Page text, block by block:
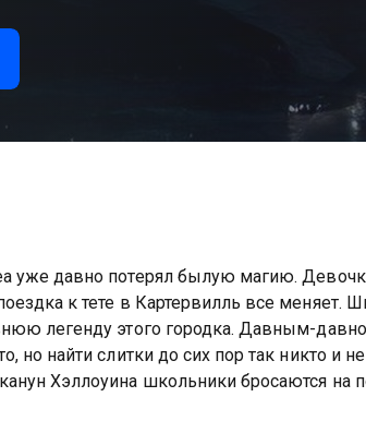
уже давно потерял былую магию.
к тете в Картервилль все меняет.
легенду этого городка. Давным-
но найти слитки до сих пор так никто и
Хэллоуина школьники бросаются на
сильным заклятием и тот, кто первый